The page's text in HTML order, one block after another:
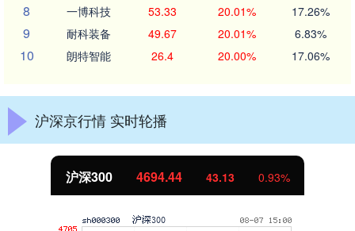
8 一博科技 53.33 20.01% 17.26%
9 耐科装备 49.67 20.01% 6.83%
10 朗特智能 26.4 20.00% 17.06%
沪深京行情 实时轮播
沪深300 4694.44 43.13 0.93%